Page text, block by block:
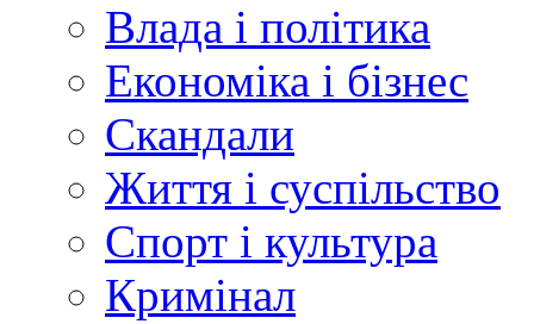
Влада і політика
Економіка і бізнес
Скандали
Життя і суспільство
Спорт і культура
Кримінал